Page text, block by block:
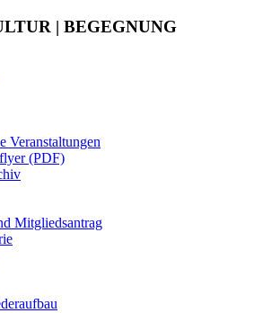
| BEGEGNUNG
Veranstaltungen
(PDF)
Mitgliedsantrag